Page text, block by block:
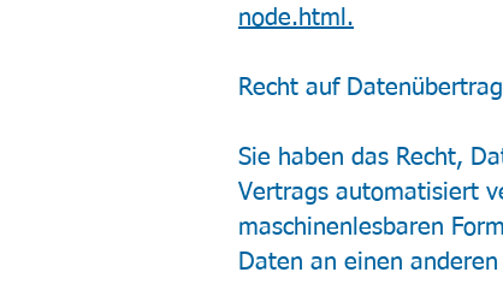
node.html.
Recht auf
Sie haben das Recht,
Vertrags automatisiert
maschinenlesbaren
Daten an einen